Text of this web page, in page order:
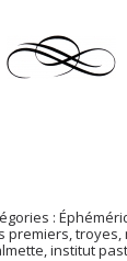
:
premiers,troyes,
,institut